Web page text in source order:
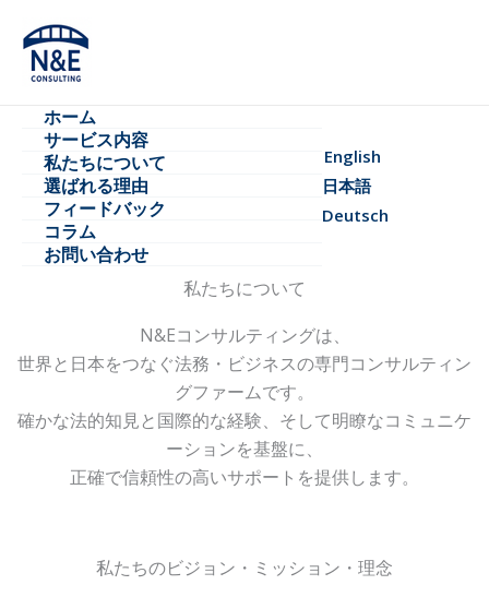
ホーム
サービス内容
私たちについて​
選ばれる理由​
フィードバック
コラム
お問い合わせ
English
日本語
Deutsch
私たちについて
N&Eコンサルティングは、
世界と日本をつなぐ法務・ビジネスの専門コンサルティン
グファームです。
確かな法的知見と国際的な経験、 そして明瞭なコミュニケ
ーションを基盤に、
正確で信頼性の高いサポートを提供します。
私たちのビジョン・ミッション・理念